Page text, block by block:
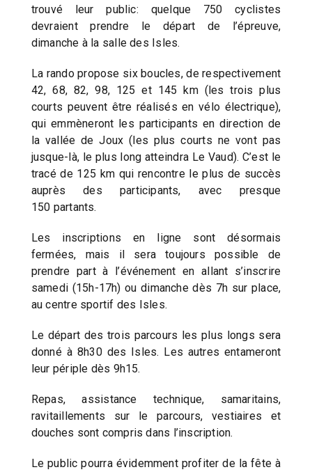
trouvé leur public: quelque 750 cyclistes
devraient prendre le départ de l’épreuve,
dimanche à la salle des Isles.
La rando propose six boucles, de respectivement
42, 68, 82, 98, 125 et 145 km (les trois plus
courts peuvent être réalisés en vélo électrique),
qui emmèneront les participants en direction de
la vallée de Joux (les plus courts ne vont pas
jusque-là, le plus long atteindra Le Vaud). C’est le
tracé de 125 km qui rencontre le plus de succès
auprès des participants, avec presque
150 partants.
Les inscriptions en ligne sont désormais
fermées, mais il sera toujours possible de
prendre part à l’événement en allant s’inscrire
samedi (15h-17h) ou dimanche dès 7h sur place,
au centre sportif des Isles.
Le départ des trois parcours les plus longs sera
donné à 8h30 des Isles. Les autres entameront
leur périple dès 9h15.
Repas, assistance technique, samaritains,
ravitaillements sur le parcours, vestiaires et
douches sont compris dans l’inscription.
Le public pourra évidemment profiter de la fête à